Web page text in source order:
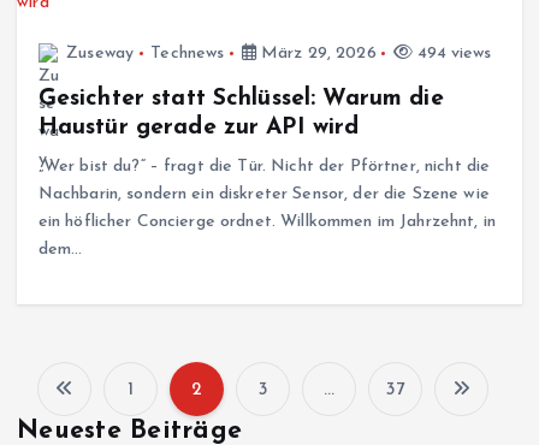
Zuseway Technews März 29, 2026 494 views
Gesichter statt Schlüssel: Warum die
Haustür gerade zur API wird
„Wer bist du?“ – fragt die Tür. Nicht der Pförtner, nicht die
Nachbarin, sondern ein diskreter Sensor, der die Szene wie
ein höflicher Concierge ordnet. Willkommen im Jahrzehnt, in
dem…
1 2 3 … 37
Neueste Beiträge